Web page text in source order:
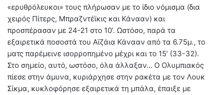
«ερυθρόλευκοι» τους πλήρωσαν με το ίδιο νόμισμα (δια
χειρός Πίτερς, Μπραζντέϊκις και Κάνααν) και
προσπέρασαν με 24-21 στο 10’. Ωστόσο, παρά τα
εξαιρετικά ποσοστά του Αϊζάια Κάνααν από τα 6.75μ., το
ματς παρέμεινε ισορροπημένο μέχρι και το 15’ (33-32).
Στο σημείο, αυτό, ωστόσο, όλα άλλαξαν… Ο Ολυμπιακός
πίεσε στην άμυνα, κυριάρχησε στην ρακέτα με τον Λουκ
Σίκμα, κυκλοφόρησε εξαιρετικά τη μπάλα, έπαιξε με